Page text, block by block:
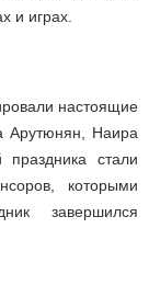
и играх.
настоящие
Арутюнян, Наира
стали
которыми
завершился